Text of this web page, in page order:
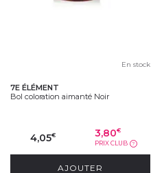
En stock
7E ÉLÉMENT
Bol coloration aimanté Noir
4,05€ 3,80€
PRIX CLUB ?
AJOUTER